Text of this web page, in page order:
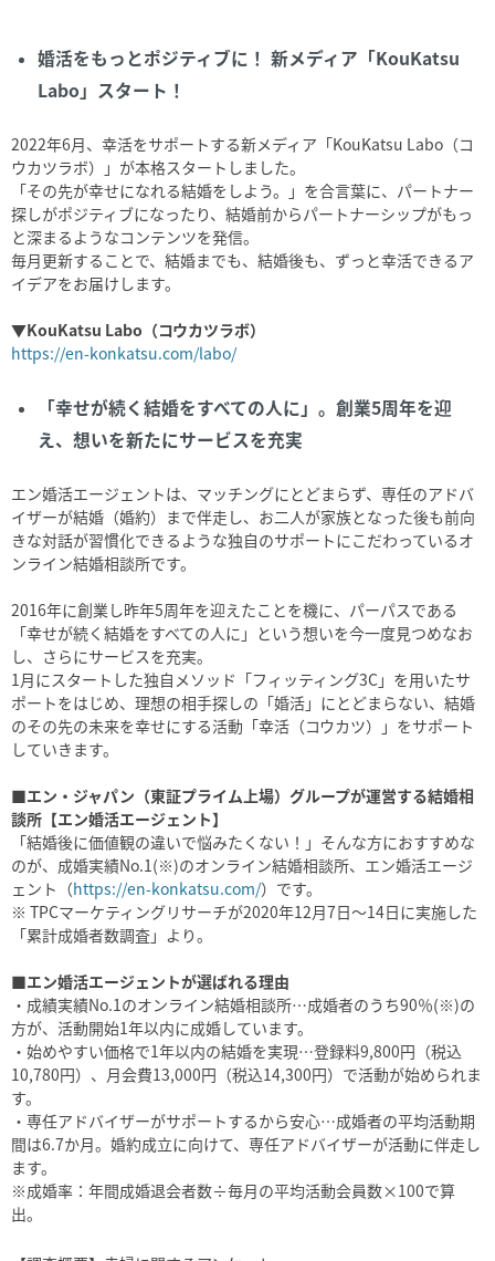
婚活をもっとポジティブに！ 新メディア「KouKatsu
Labo」スタート！
2022年6月、幸活をサポートする新メディア「KouKatsu Labo（コ
ウカツラボ）」が本格スタートしました。
「その先が幸せになれる結婚をしよう。」を合言葉に、パートナー
探しがポジティブになったり、結婚前からパートナーシップがもっ
と深まるようなコンテンツを発信。
毎月更新することで、結婚までも、結婚後も、ずっと幸活できるア
イデアをお届けします。
▼KouKatsu Labo（コウカツラボ）
https://en-konkatsu.com/labo/
「幸せが続く結婚をすべての人に」。創業5周年を迎
え、想いを新たにサービスを充実
エン婚活エージェントは、マッチングにとどまらず、専任のアドバ
イザーが結婚（婚約）まで伴⾛し、お⼆⼈が家族となった後も前向
きな対話が習慣化できるような独⾃のサポートにこだわっているオ
ンライン結婚相談所です。
2016年に創業し昨年5周年を迎えたことを機に、パーパスである
「幸せが続く結婚をすべての人に」という想いを今一度見つめなお
し、さらにサービスを充実。
1月にスタートした独自メソッド「フィッティング3C」を用いたサ
ポートをはじめ、理想の相手探しの「婚活」にとどまらない、結婚
のその先の未来を幸せにする活動「幸活（コウカツ）」をサポート
していきます。
■エン・ジャパン（東証プライム上場）グループが運営する結婚相
談所【エン婚活エージェント】
「結婚後に価値観の違いで悩みたくない！」そんな方におすすめな
のが、成婚実績No.1(※)のオンライン結婚相談所、エン婚活エージ
ェント（https://en-konkatsu.com/）です。
※ TPCマーケティングリサーチが2020年12月7日～14日に実施した
「累計成婚者数調査」より。
■エン婚活エージェントが選ばれる理由
・成績実績No.1のオンライン結婚相談所…成婚者のうち90％(※)の
方が、活動開始1年以内に成婚しています。
・始めやすい価格で1年以内の結婚を実現…登録料9,800円（税込
10,780円）、月会費13,000円（税込14,300円）で活動が始められま
す。
・専任アドバイザーがサポートするから安心…成婚者の平均活動期
間は6.7か月。婚約成立に向けて、専任アドバイザーが活動に伴走し
ます。
※成婚率：年間成婚退会者数÷毎月の平均活動会員数×100で算
出。